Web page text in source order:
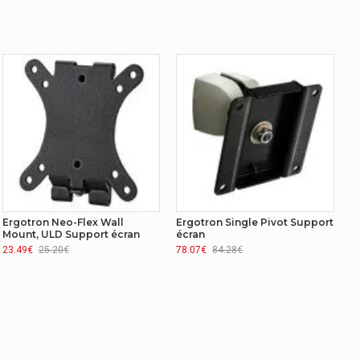
Ergotron Neo-Flex Wall
Mount, ULD Support écran
23.49€ 25.20€
Ergotron Single Pivot Support
écran
78.07€ 84.28€